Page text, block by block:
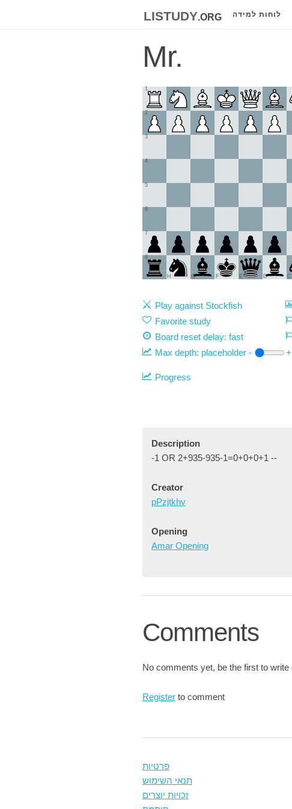
listudy.org לוחות למידה
Mr.
1
2
3
4
5
6
7
8
C
D
E
F
G
H
Play against Stockfish
Favorite study
Board reset delay: fast
Max depth: placeholder - +
Progress
Description
-1 OR 2+935-935-1=0+0+0+1 --
Creator
pPzjtkhv
Opening
Amar Opening
Comments
No comments yet, be the first to write
Register to comment
פרטיות
תנאי השימוש
זכויות יוצרים